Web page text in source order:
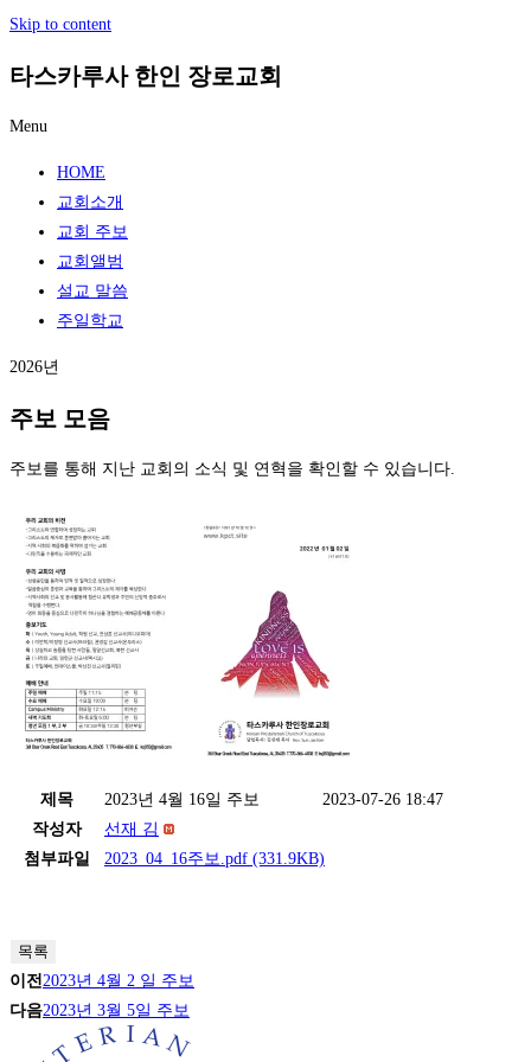
Skip to content
타스카루사 한인 장로교회
Menu
HOME
교회소개
교회 주보
교회앨범
설교 말씀
주일학교
2026년
주보 모음
주보를 통해 지난 교회의 소식 및 연혁을 확인할 수 있습니다.
제목 2023년 4월 16일 주보
2023-07-26 18:47
작성자
선재 김
첨부파일
2023_04_16주보.pdf (331.9KB)
목록
이전2023년 4월 2 일 주보
다음2023년 3월 5일 주보